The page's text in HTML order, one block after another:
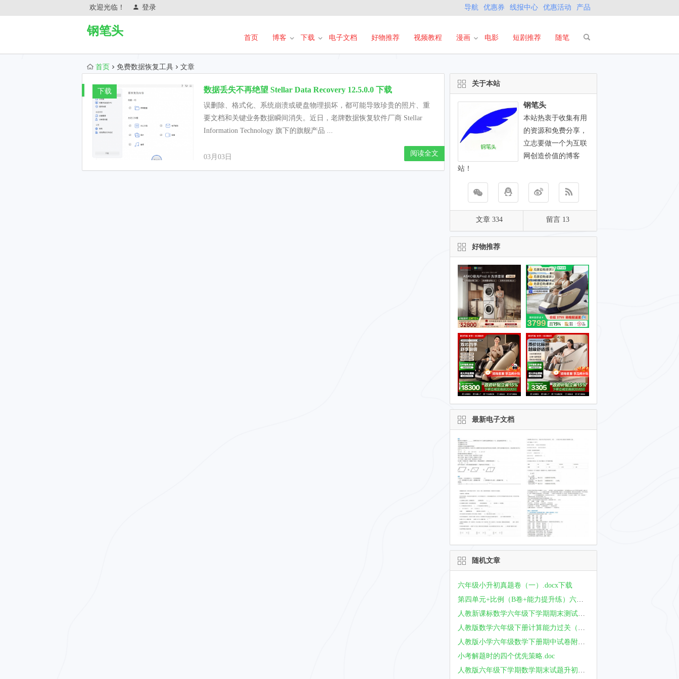
欢迎光临！ 登录 导航 优惠券 线报中心 优惠活动 产品
钢笔头
首页 博客 下载 电子文档 好物推荐 视频教程 漫画 电影 短剧推荐 随笔
首页 免费数据恢复工具 文章
下载 数据丢失不再绝望 Stellar Data Recovery 12.5.0.0 下载
误删除、格式化、系统崩溃或硬盘物理损坏，都可能导致珍贵的照片、重
要文档和关键业务数据瞬间消失。近日，老牌数据恢复软件厂商 Stellar
Information Technology 旗下的旗舰产品 ...
03月03日 阅读全文
关于本站
钢笔头
本站热衷于收集有用
的资源和免费分享，
立志要做一个为互联
网创造价值的博客
站！
文章 334 留言 13
好物推荐
最新电子文档
随机文章
六年级小升初真题卷（一）.docx下载
第四单元+比例（B卷+能力提升练）六年级下册数学单元AB卷（人教版）_new.docx下载
人教新课标数学六年级下学期期末测试试卷下载
人教版数学六年级下册计算能力过关（数的运算与解方程、比例）.docx下载
人教版小学六年级数学下册期中试卷附答案.doc下载
小考解题时的四个优先策略.doc
人教版六年级下学期数学期末试题升初试卷.doc下载